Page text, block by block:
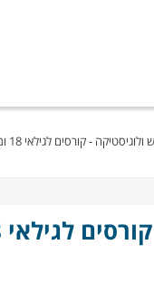
- קורסים לגילאי 18 ומעלה